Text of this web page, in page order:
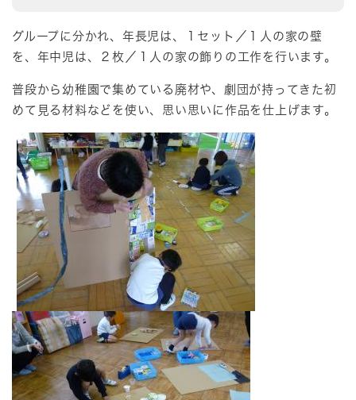
グループに分かれ、年長児は、１セット／１人の家の壁
を、年中児は、２枚／１人の家の飾りの工作を行います。
普段から幼稚園で集めている廃材や、劇団が持ってきた初
めて見る材料などを使い、思い思いに作品を仕上げます。